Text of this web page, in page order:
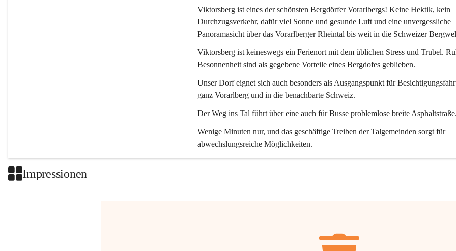
Viktorsberg ist eines der schönsten Bergdörfer Vorarlbergs! Keine Hektik, kein
Durchzugsverkehr, dafür viel Sonne und gesunde Luft und eine unvergessliche
Panoramasicht über das Vorarlberger Rheintal bis weit in die Schweizer
Viktorsberg ist keineswegs ein Ferienort mit dem üblichen Stress und Trubel.
Besonnenheit sind als gegebene Vorteile eines Bergdofes geblieben.
Unser Dorf eignet sich auch besonders als Ausgangspunkt für
ganz Vorarlberg und in die benachbarte Schweiz.
Der Weg ins Tal führt über eine auch für Busse problemlose breite
Wenige Minuten nur, und das geschäftige Treiben der Talgemeinden sorgt für
abwechslungsreiche Möglichkeiten.
Impressionen